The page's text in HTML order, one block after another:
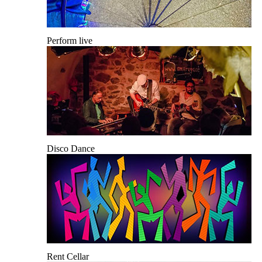
Perform live
Disco Dance
Rent Cellar